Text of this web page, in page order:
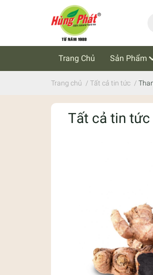
Trang Chủ Sản Phẩm
Cẩm Nang Trà Thảo Mộc
Trang chủ / Tất cả tin tức /
Tất cả tin tức